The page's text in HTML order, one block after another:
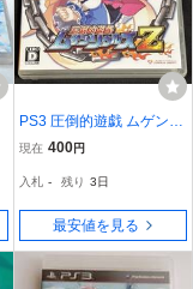
PS3 圧倒的遊戯 ムゲンソ
ウルズZ 通常版 中古品 美
現在 400円
入札 - 残り 3日
最安値を見る